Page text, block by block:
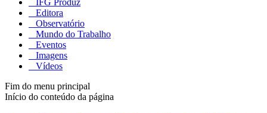
Editora
Observatório
Mundo do Trabalho
Eventos
Imagens
Vídeos
Fim do menu principal
Início do conteúdo da página